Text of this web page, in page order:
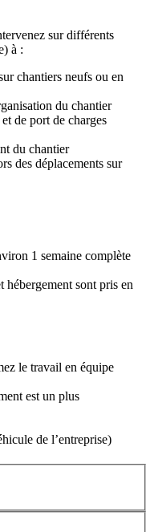
sur différents
à :
chantiers neufs ou en
du chantier
de port de charges
du chantier
des déplacements sur
1 semaine complète
hébergement sont pris en
le travail en équipe
est un plus
de l’entreprise)